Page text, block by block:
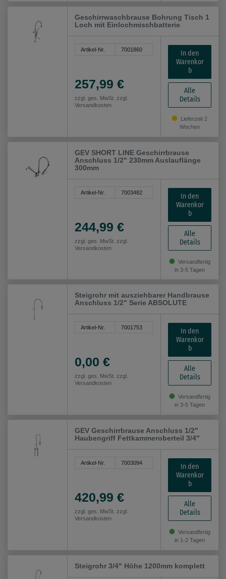
Geschirrwaschbrause Bohrung Tisch 1
Loch mit Einlochmischbatterie
Artikel-Nr. 7001860
257,99 €
zzgl. ges. MwSt. zzgl.
Versandkosten
In den
Warenkor
b
Alle
Details
Lieferzeit 2
Wochen
GEV SHORT LINE Geschirrbrause
Anschluss 1/2" 230mm Auslauflänge
300mm
Artikel-Nr. 7003482
244,99 €
zzgl. ges. MwSt. zzgl.
Versandkosten
In den
Warenkor
b
Alle
Details
Versandfertig
in 3-5 Tagen
Steigrohr mit ausziehbarer Handbrause
Anschluss 1/2" Serie ABSOLUTE
Artikel-Nr. 7001753
0,00 €
zzgl. ges. MwSt. zzgl.
Versandkosten
In den
Warenkor
b
Alle
Details
Versandfertig
in 3-5 Tagen
GEV Geschirrbrause Anschluss 1/2"
Haubengriff Fettkammeroberteil 3/4"
Artikel-Nr. 7003094
420,99 €
zzgl. ges. MwSt. zzgl.
Versandkosten
In den
Warenkor
b
Alle
Details
Versandfertig
in 1-2 Tagen
Steigrohr 3/4" Höhe 1200mm komplett